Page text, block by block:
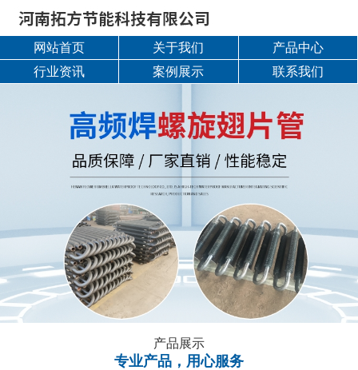
网站首页 关于我们
产品中心
行业资讯
案例展示 联系我们
产品展示
专业产品，用心服务